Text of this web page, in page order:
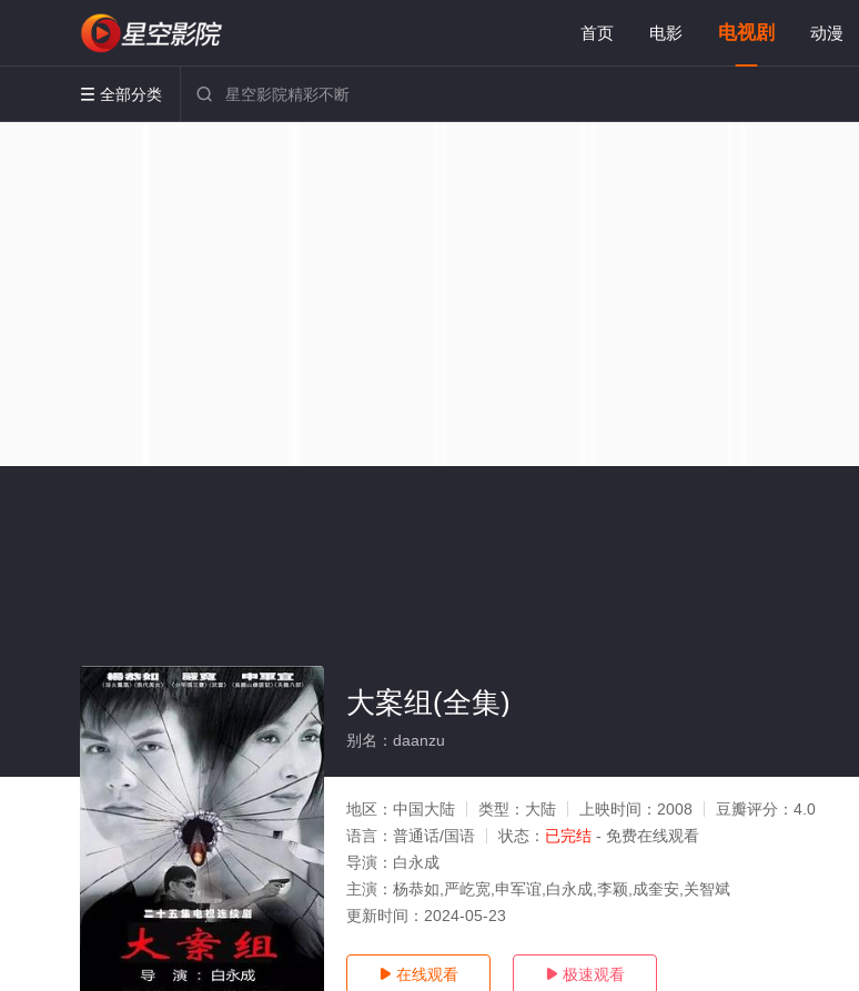
首页 电影 电视剧 动漫
 全部分类 
大案组(全集)
别名：daanzu
地区： 中国大陆 类型： 大陆 上映时间： 2008 豆瓣评分： 4.0
语言： 普通话/国语 状态： 已完结 - 免费在线观看
导演： 白永成
主演： 杨恭如,严屹宽,申军谊,白永成,李颖,成奎安,关智斌
更新时间： 2024-05-23
 在线观看  极速观看